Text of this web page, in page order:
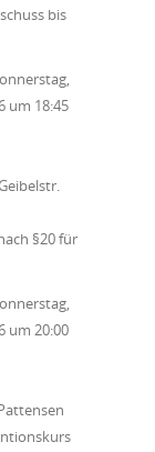
bis
um 18:45
§20 für
um 20:00